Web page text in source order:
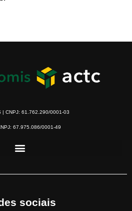
| CNPJ: 61.762.290/0001-03
67.975.086/0001-49
sociais